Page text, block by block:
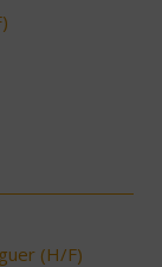
(H/F)